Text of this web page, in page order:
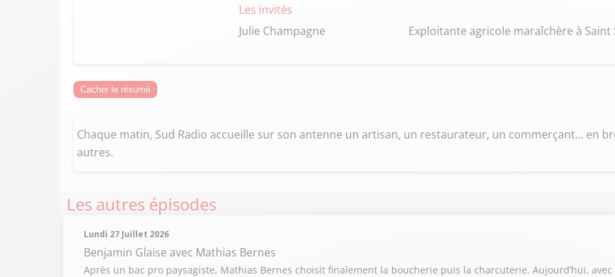
Les invités
Julie Champagne
Exploitante agricole maraîchère à
Cacher le résumé
Chaque matin, Sud Radio accueille sur son antenne un artisan, un restaurateur, un commerçant... en
autres.
Les autres épisodes
Lundi 27 Juillet 2026
Benjamin Glaise avec Mathias Bernes
Après un bac pro paysagiste, Mathias Bernes choisit finalement la boucherie puis la charcuterie. Aujourd’hui,